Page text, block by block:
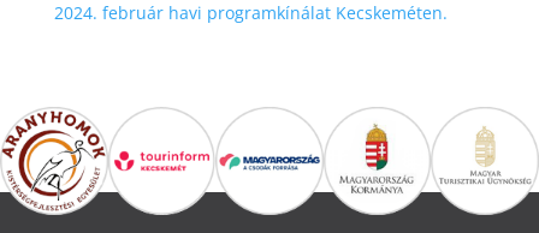
2024. február havi programkínálat Kecskeméten.